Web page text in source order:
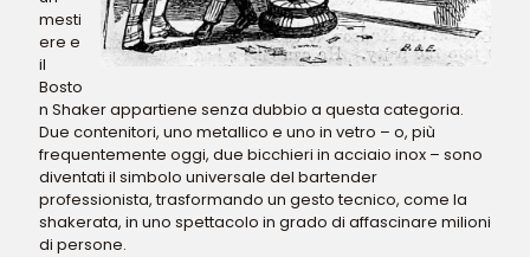
mesti
ere e
il
Bosto
n Shaker appartiene senza dubbio a questa categoria.
Due contenitori, uno metallico e uno in vetro – o, più
frequentemente oggi, due bicchieri in acciaio inox – sono
diventati il simbolo universale del bartender
professionista, trasformando un gesto tecnico, come la
shakerata, in uno spettacolo in grado di affascinare milioni
di persone.